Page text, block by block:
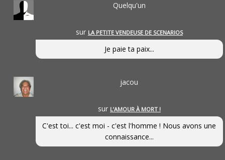
Quelqu'un
sur LA PETITE VENDEUSE DE SCENARIOS
Je paie ta paix...
jacou
sur L’AMOUR À MORT !
C'est toi... c'est moi - c'est l'homme ! Nous avons une
connaissance...